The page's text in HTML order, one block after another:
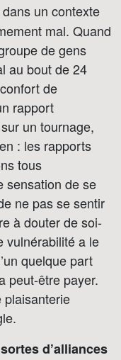
un contexte
mal. Quand
de gens
au bout de 24
de
rapport
un tournage,
: les rapports
tous
sensation de se
ne pas se sentir
à douter de soi-
vulnérabilité a le
quelque part
peut-être payer.
plaisanterie
d’alliances